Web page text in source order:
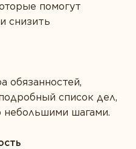
помогут
снизить
обязанностей,
список дел,
небольшими шагами.